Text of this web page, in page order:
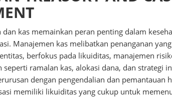
kas memainkan peran penting dalam
Manajemen kas melibatkan penanganan
berfokus pada likuiditas, manajemen
seperti ramalan kas, alokasi dana, dan strategi
dengan pengendalian dan pemantauan
memiliki likuiditas yang cukup untuk